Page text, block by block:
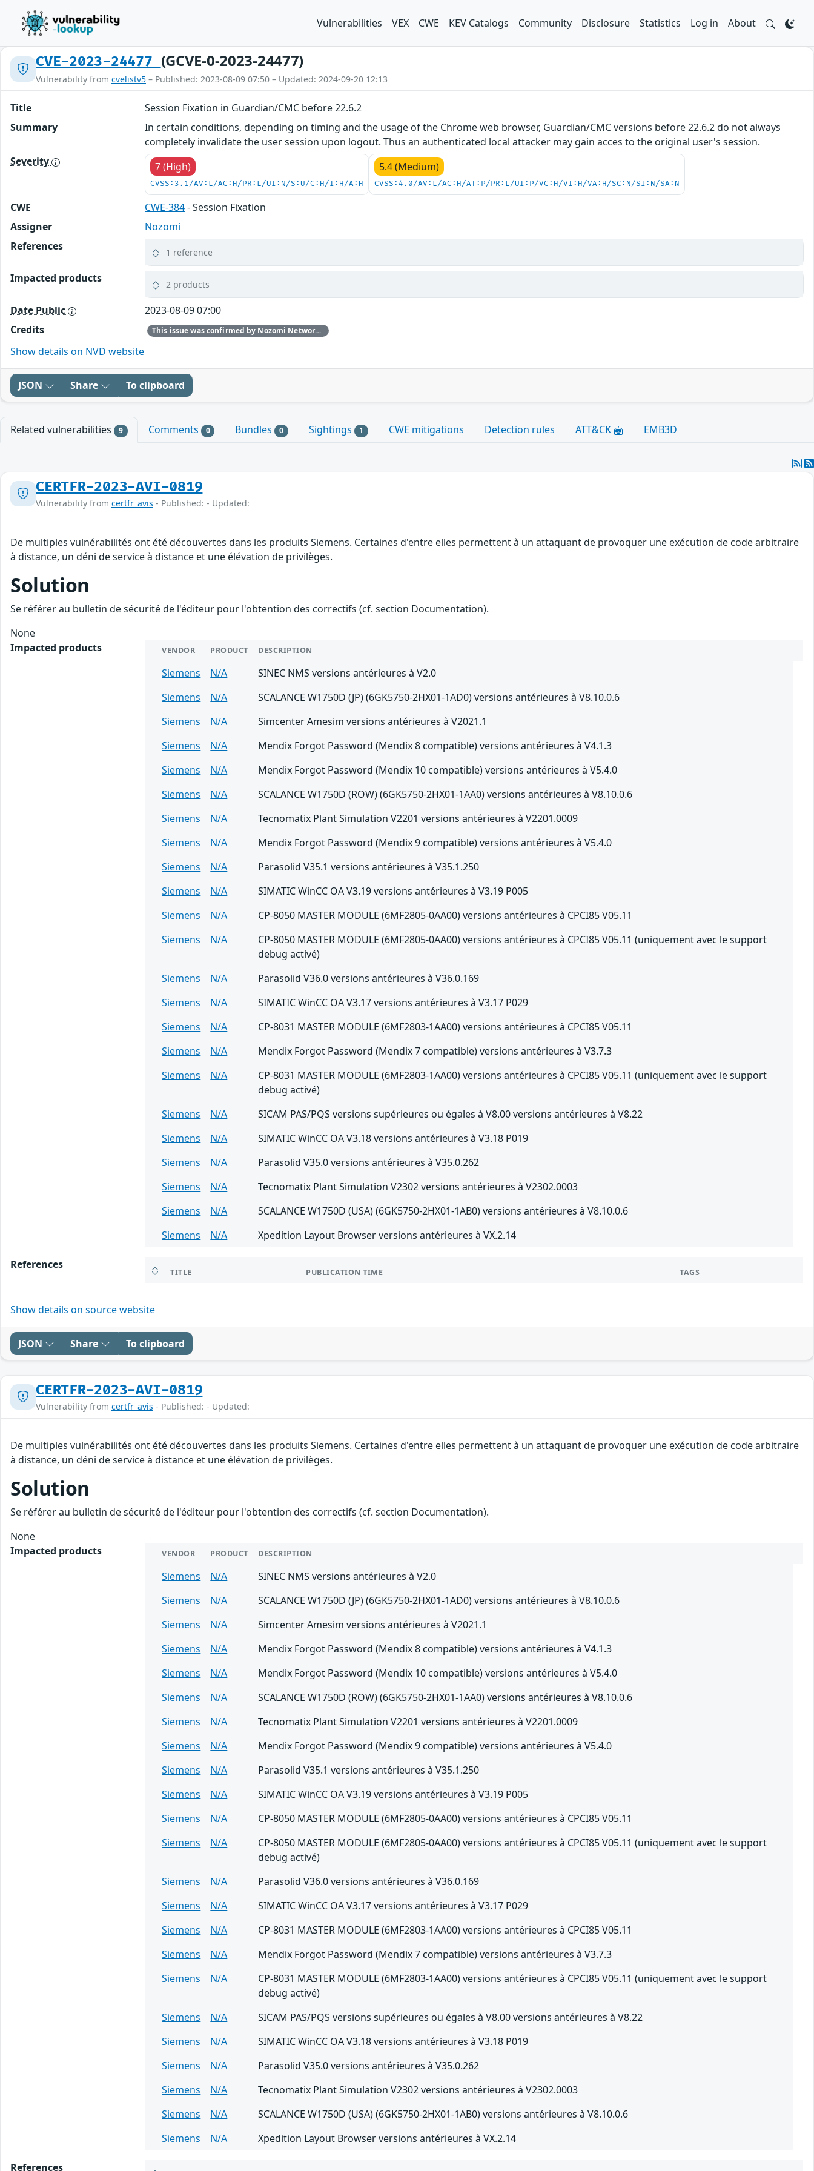
Vulnerabilities VEX CWE KEV Catalogs Community Disclosure Statistics Log in About
CVE-2023-24477 (GCVE-0-2023-24477)
Vulnerability from cvelistv5 – Published: 2023-08-09 07:50 – Updated: 2024-09-20 12:13
Title
Session Fixation in Guardian/CMC before 22.6.2
Summary
In certain conditions, depending on timing and the usage of the Chrome web browser, Guardian/CMC versions before 22.6.2 do not always
completely invalidate the user session upon logout. Thus an authenticated local attacker may gain acces to the original user's session.
Severity
7 (High)
CVSS:3.1/AV:L/AC:H/PR:L/UI:N/S:U/C:H/I:H/A:H
5.4 (Medium)
CVSS:4.0/AV:L/AC:H/AT:P/PR:L/UI:P/VC:H/VI:H/VA:H/SC:N/SI:N/SA:N
CWE CWE-384- Session Fixation
Assigner
Nozomi
References
1 reference
Impacted products 2 products
Date Public
2023-08-09 07:00
Credits
This issue was confirmed by Nozomi Networks after a bug reported by one of our Customers.
Show details on NVD website
JSON Share To clipboard
Related vulnerabilities 9 Comments 0 Bundles 0 Sightings 1 CWE mitigations Detection rules ATT&CK EMB3D
CERTFR-2023-AVI-0819
Vulnerability from certfr_avis - Published: - Updated:
De multiples vulnérabilités ont été découvertes dans les produits Siemens. Certaines d'entre elles permettent à un attaquant de provoquer une exécution de code arbitraire
à distance, un déni de service à distance et une élévation de privilèges.
Solution
Se référer au bulletin de sécurité de l'éditeur pour l'obtention des correctifs (cf. section Documentation).
None
Impacted products
VENDOR PRODUCT DESCRIPTION
Siemens N/A
SINEC NMS versions antérieures à V2.0
Siemens
N/A
SCALANCE W1750D (JP) (6GK5750-2HX01-1AD0) versions antérieures à V8.10.0.6
Siemens
N/A
Simcenter Amesim versions antérieures à V2021.1
Siemens
N/A
Mendix Forgot Password (Mendix 8 compatible) versions antérieures à V4.1.3
Siemens
N/A
Mendix Forgot Password (Mendix 10 compatible) versions antérieures à V5.4.0
Siemens
N/A
SCALANCE W1750D (ROW) (6GK5750-2HX01-1AA0) versions antérieures à V8.10.0.6
Siemens
N/A
Tecnomatix Plant Simulation V2201 versions antérieures à V2201.0009
Siemens
N/A
Mendix Forgot Password (Mendix 9 compatible) versions antérieures à V5.4.0
Siemens
N/A
Parasolid V35.1 versions antérieures à V35.1.250
Siemens
N/A
SIMATIC WinCC OA V3.19 versions antérieures à V3.19 P005
Siemens
N/A
CP-8050 MASTER MODULE (6MF2805-0AA00) versions antérieures à CPCI85 V05.11
Siemens
N/A
CP-8050 MASTER MODULE (6MF2805-0AA00) versions antérieures à CPCI85 V05.11 (uniquement avec le support
debug activé)
Siemens
N/A
Parasolid V36.0 versions antérieures à V36.0.169
Siemens
N/A
SIMATIC WinCC OA V3.17 versions antérieures à V3.17 P029
Siemens
N/A
CP-8031 MASTER MODULE (6MF2803-1AA00) versions antérieures à CPCI85 V05.11
Siemens
N/A
Mendix Forgot Password (Mendix 7 compatible) versions antérieures à V3.7.3
Siemens
N/A
CP-8031 MASTER MODULE (6MF2803-1AA00) versions antérieures à CPCI85 V05.11 (uniquement avec le support
debug activé)
Siemens
N/A
SICAM PAS/PQS versions supérieures ou égales à V8.00 versions antérieures à V8.22
Siemens
N/A
SIMATIC WinCC OA V3.18 versions antérieures à V3.18 P019
Siemens
N/A
Parasolid V35.0 versions antérieures à V35.0.262
Siemens
N/A
Tecnomatix Plant Simulation V2302 versions antérieures à V2302.0003
Siemens
N/A
SCALANCE W1750D (USA) (6GK5750-2HX01-1AB0) versions antérieures à V8.10.0.6
Siemens
N/A Xpedition Layout Browser versions antérieures à VX.2.14
References
TITLE PUBLICATION TIME TAGS
Show details on source website
JSON Share To clipboard
CERTFR-2023-AVI-0819
Vulnerability from certfr_avis - Published: - Updated:
De multiples vulnérabilités ont été découvertes dans les produits Siemens. Certaines d'entre elles permettent à un attaquant de provoquer une exécution de code arbitraire
à distance, un déni de service à distance et une élévation de privilèges.
Solution
Se référer au bulletin de sécurité de l'éditeur pour l'obtention des correctifs (cf. section Documentation).
None
Impacted products
VENDOR PRODUCT DESCRIPTION
Siemens N/A
SINEC NMS versions antérieures à V2.0
Siemens
N/A
SCALANCE W1750D (JP) (6GK5750-2HX01-1AD0) versions antérieures à V8.10.0.6
Siemens
N/A
Simcenter Amesim versions antérieures à V2021.1
Siemens
N/A
Mendix Forgot Password (Mendix 8 compatible) versions antérieures à V4.1.3
Siemens
N/A
Mendix Forgot Password (Mendix 10 compatible) versions antérieures à V5.4.0
Siemens
N/A
SCALANCE W1750D (ROW) (6GK5750-2HX01-1AA0) versions antérieures à V8.10.0.6
Siemens
N/A
Tecnomatix Plant Simulation V2201 versions antérieures à V2201.0009
Siemens
N/A
Mendix Forgot Password (Mendix 9 compatible) versions antérieures à V5.4.0
Siemens
N/A
Parasolid V35.1 versions antérieures à V35.1.250
Siemens
N/A
SIMATIC WinCC OA V3.19 versions antérieures à V3.19 P005
Siemens
N/A
CP-8050 MASTER MODULE (6MF2805-0AA00) versions antérieures à CPCI85 V05.11
Siemens
N/A
CP-8050 MASTER MODULE (6MF2805-0AA00) versions antérieures à CPCI85 V05.11 (uniquement avec le support
debug activé)
Siemens
N/A
Parasolid V36.0 versions antérieures à V36.0.169
Siemens
N/A
SIMATIC WinCC OA V3.17 versions antérieures à V3.17 P029
Siemens
N/A
CP-8031 MASTER MODULE (6MF2803-1AA00) versions antérieures à CPCI85 V05.11
Siemens
N/A
Mendix Forgot Password (Mendix 7 compatible) versions antérieures à V3.7.3
Siemens
N/A
CP-8031 MASTER MODULE (6MF2803-1AA00) versions antérieures à CPCI85 V05.11 (uniquement avec le support
debug activé)
Siemens
N/A
SICAM PAS/PQS versions supérieures ou égales à V8.00 versions antérieures à V8.22
Siemens
N/A
SIMATIC WinCC OA V3.18 versions antérieures à V3.18 P019
Siemens
N/A
Parasolid V35.0 versions antérieures à V35.0.262
Siemens
N/A
Tecnomatix Plant Simulation V2302 versions antérieures à V2302.0003
Siemens
N/A
SCALANCE W1750D (USA) (6GK5750-2HX01-1AB0) versions antérieures à V8.10.0.6
Siemens
N/A Xpedition Layout Browser versions antérieures à VX.2.14
References